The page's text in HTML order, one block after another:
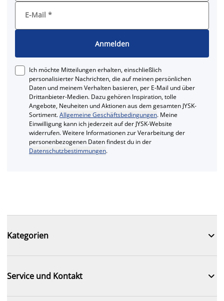
E-Mail *
Anmelden
Ich möchte Mitteilungen erhalten, einschließlich
personalisierter Nachrichten, die auf meinen persönlichen
Daten und meinem Verhalten basieren, per E-Mail und über
Drittanbieter-Medien. Dazu gehören Inspiration, tolle
Angebote, Neuheiten und Aktionen aus dem gesamten JYSK-
Sortiment.Allgemeine Geschäftsbedingungen. Meine
Einwilligung kann ich jederzeit auf der JYSK-Website
widerrufen. Weitere Informationen zur Verarbeitung der
personenbezogenen Daten findest du in der
Datenschutzbestimmungen.
Kategorien 
Service und Kontakt 